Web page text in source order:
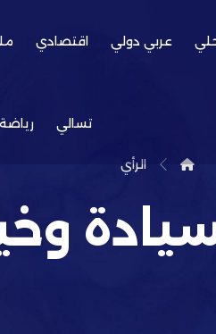
عربي دولي اقتصادي
تسالي رياضة
الرأي